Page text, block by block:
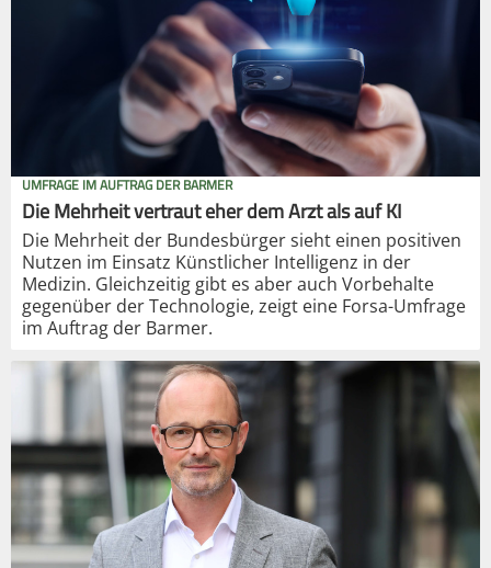
UMFRAGE IM AUFTRAG DER BARMER
Die Mehrheit vertraut eher dem Arzt als auf KI
Die Mehrheit der Bundesbürger sieht einen positiven
Nutzen im Einsatz Künstlicher Intelligenz in der
Medizin. Gleichzeitig gibt es aber auch Vorbehalte
gegenüber der Technologie, zeigt eine Forsa-Umfrage
im Auftrag der Barmer.